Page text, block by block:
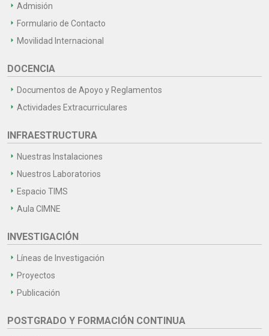
Admisión
Formulario de Contacto
Movilidad Internacional
DOCENCIA
Documentos de Apoyo y Reglamentos
Actividades Extracurriculares
INFRAESTRUCTURA
Nuestras Instalaciones
Nuestros Laboratorios
Espacio TIMS
Aula CIMNE
INVESTIGACIÓN
Líneas de Investigación
Proyectos
Publicación
POSTGRADO Y FORMACIÓN CONTINUA